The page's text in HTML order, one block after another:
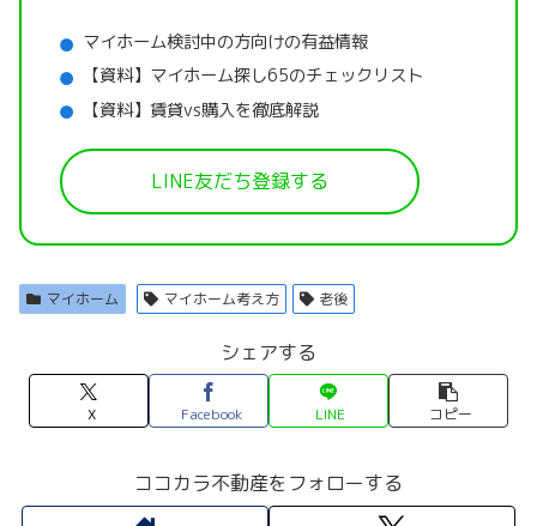
マイホーム検討中の方向けの有益情報
【資料】マイホーム探し65のチェックリスト
【資料】賃貸vs購入を徹底解説
LINE友だち登録する
マイホーム マイホーム考え方 老後
シェアする
X Facebook LINE コピー
ココカラ不動産をフォローする